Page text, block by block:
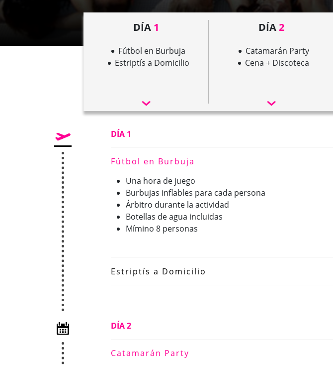
DÍA 1
Fútbol en Burbuja
Estriptís a Domicilio
DÍA2
Catamarán Party
Cena + Discoteca
DÍA 1
Fútbol en Burbuja
Una hora de juego
Burbujas inflables para cada persona
Árbitro durante la actividad
Botellas de agua incluidas
Mímino 8 personas
Estriptís a Domicilio
DÍA 2
Catamarán Party